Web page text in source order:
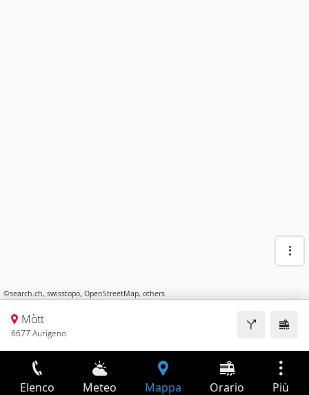
©search.ch, swisstopo, OpenStreetMap, others
Mòtt
6677 Aurigeno
Elenco Meteo Mappa Orario Più